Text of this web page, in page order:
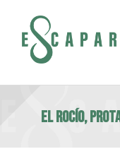
EL ROCÍO,